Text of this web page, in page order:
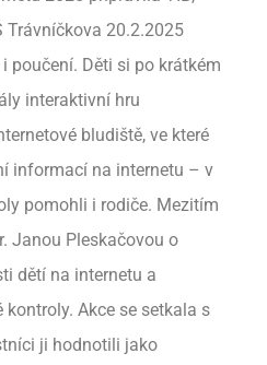
Trávníčkova 20.2.2025
poučení. Děti si po krátkém
interaktivní hru
bludiště, ve které
informací na internetu – v
pomohli i rodiče. Mezitím
Janou Pleskačovou o
dětí na internetu a
Akce se setkala s
ji hodnotili jako